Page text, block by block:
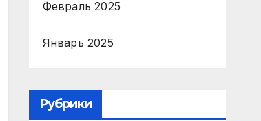
Февраль 2025
Январь 2025
Рубрики